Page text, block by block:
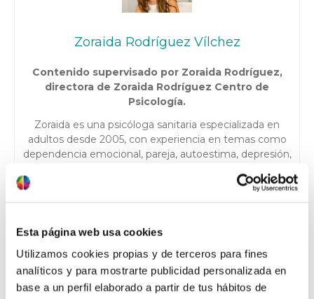
Esta página web usa cookies
Utilizamos cookies propias y de terceros para fines
analíticos y para mostrarte publicidad personalizada en
base a un perfil elaborado a partir de tus hábitos de
Zoraida Rodríguez Vílchez
Contenido supervisado por Zoraida Rodríguez,
directora de Zoraida Rodríguez Centro de
Psicología.
Zoraida es una psicóloga sanitaria especializada en
adultos desde 2005, con experiencia en temas como
dependencia emocional, pareja, autoestima, depresión,
opositores. Además, cuenta con una acreditación en
trabaja en su propia consulta en Granada, involucrada
en proyectos interesantes y entregando lo mejor de sí
misma para ayudar a sus pacientes a lograr sus metas.
Colegiada nº AO05484.